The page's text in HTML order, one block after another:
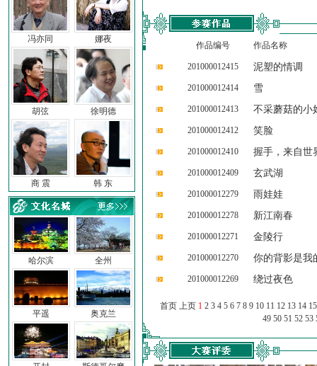
冯亦同 娜夜
胡弦 徐明德
商 震 韩 东
哈尔滨
平遥
全州
奥克兰
作品编号 作品名称
201000012415 泥塑的情调
201000012414 雪
201000012413 不采蘑菇的小
201000012412 笑脸
201000012410 握手，来自世
201000012409 玄武湖
201000012279 雨娃娃
201000012278 新江南春
201000012271 金陵行
201000012270 你的背影是我
201000012269 绕过夜色
首页 上页 1 2 3 4 5 6 7 8 9 10 11 12 13 14 15
49 50 51 52 53